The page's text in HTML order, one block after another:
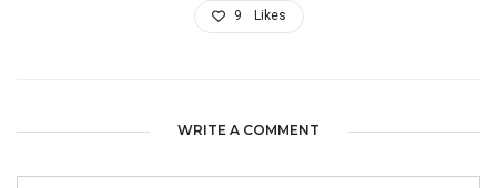
9 Likes
WRITE A COMMENT